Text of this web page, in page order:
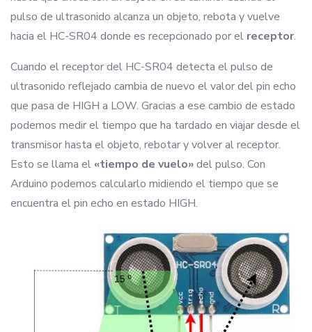
pulso de ultrasonido alcanza un objeto, rebota y vuelve
hacia el HC-SR04 donde es recepcionado por el receptor.
Cuando el receptor del HC-SR04 detecta el pulso de
ultrasonido reflejado cambia de nuevo el valor del pin echo
que pasa de HIGH a LOW. Gracias a ese cambio de estado
podemos medir el tiempo que ha tardado en viajar desde el
transmisor hasta el objeto, rebotar y volver al receptor.
Esto se llama el «tiempo de vuelo»del pulso. Con
Arduino podemos calcularlo midiendo el tiempo que se
encuentra el pin echo en estado HIGH.